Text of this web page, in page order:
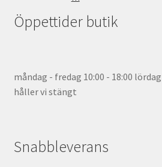
Öppettider butik
måndag - fredag 10:00 - 18:00
håller vi stängt
Snabbleverans